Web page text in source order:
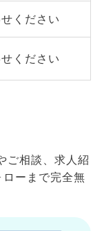
ください
ください
ご相談、求人紹
ーまで完全無